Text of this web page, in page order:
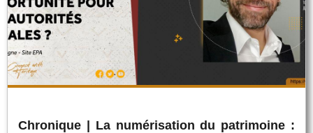
Chronique | La numérisation du patrimoine :